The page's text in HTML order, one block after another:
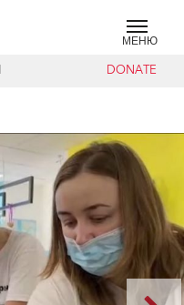
МЕНЮ
DONATE